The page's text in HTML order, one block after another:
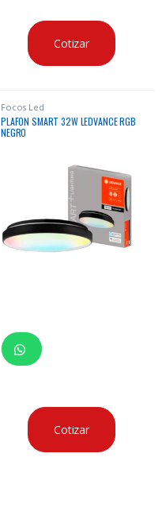
Cotizar
Focos Led
PLAFON SMART 32W LEDVANCE RGB
NEGRO
Cotizar